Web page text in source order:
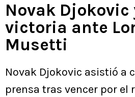
Novak
victoria ante
Musetti
Novak Djokovic asistió a
prensa tras vencer por el